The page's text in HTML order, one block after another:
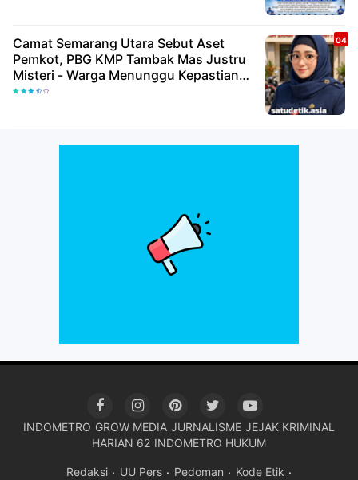
Camat Semarang Utara Sebut Aset
Pemkot, PBG KMP Tambak Mas Justru
Misteri - Warga Menunggu Kepastian
Hukum
INDOMETRO GROW MEDIA JURNALISME JEJAK KRIMINAL
HARIAN 62 INDOMETRO HUKUM
Redaksi UU Pers Pedoman Kode Etik